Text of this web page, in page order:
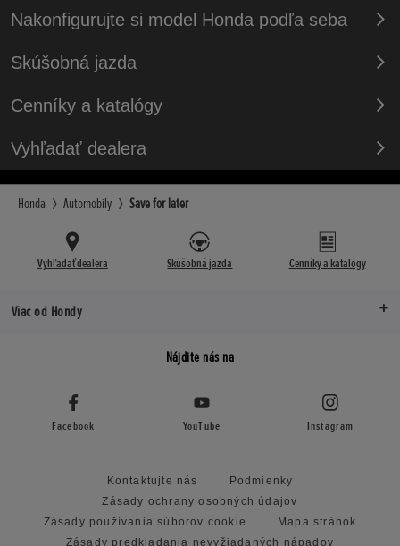
Nakonfigurujte si model Honda podľa seba
Skúšobná jazda
Cenníky a katalógy
Vyhľadať dealera
Honda Automobily Save for later
Vyhľadať dealera Skúšobná jazda Cenníky a katalógy
Viac od Hondy
Nájdite nás na
Facebook YouTube Instagram
Kontaktujte nás
Podmienky
Zásady ochrany osobných údajov
Zásady používania súborov cookie
Mapa stránok
Zásady predkladania nevyžiadaných nápadov